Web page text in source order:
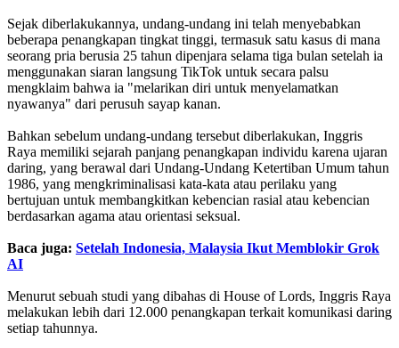
Sejak diberlakukannya, undang-undang ini telah menyebabkan
beberapa penangkapan tingkat tinggi, termasuk satu kasus di mana
seorang pria berusia 25 tahun dipenjara selama tiga bulan setelah ia
menggunakan siaran langsung TikTok untuk secara palsu
mengklaim bahwa ia "melarikan diri untuk menyelamatkan
nyawanya" dari perusuh sayap kanan.
Bahkan sebelum undang-undang tersebut diberlakukan, Inggris
Raya memiliki sejarah panjang penangkapan individu karena ujaran
daring, yang berawal dari Undang-Undang Ketertiban Umum tahun
1986, yang mengkriminalisasi kata-kata atau perilaku yang
bertujuan untuk membangkitkan kebencian rasial atau kebencian
berdasarkan agama atau orientasi seksual.
Baca juga: Setelah Indonesia, Malaysia Ikut Memblokir Grok
AI
Menurut sebuah studi yang dibahas di House of Lords, Inggris Raya
melakukan lebih dari 12.000 penangkapan terkait komunikasi daring
setiap tahunnya.